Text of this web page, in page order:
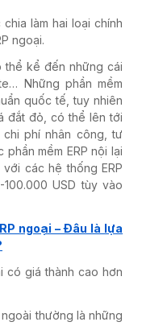
làm hai loại chính
ngoại.
thể kể đến những cái
Những phần mềm
quốc tế, tuy nhiên
đắt đỏ, có thể lên tới
chi phí nhân công, tư
mềm ERP nội lại
các hệ thống ERP
USD tùy vào
ngoại – Đâu là lựa
có giá thành cao hơn
thường là những